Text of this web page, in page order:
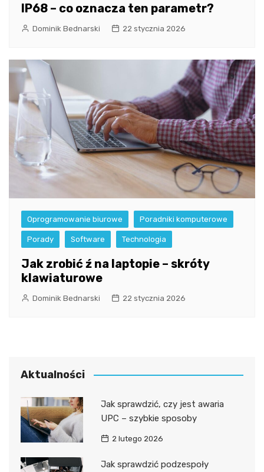
IP68 – co oznacza ten parametr?
Dominik Bednarski 22 stycznia 2026
Oprogramowanie biurowe Poradniki komputerowe
Porady Software Technologia
Jak zrobić ź na laptopie – skróty
klawiaturowe
Dominik Bednarski 22 stycznia 2026
Aktualności
Jak sprawdzić, czy jest awaria
UPC – szybkie sposoby
2 lutego 2026
Jak sprawdzić podzespoły